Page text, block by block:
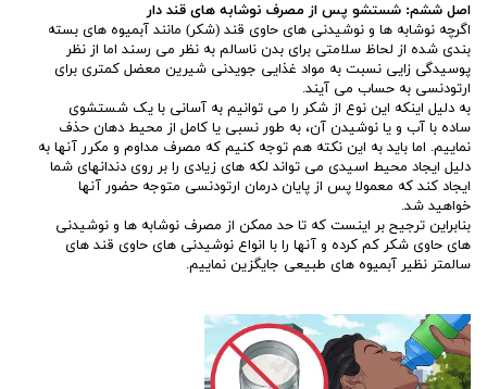
اصل ششم: شستشو پس از مصرف نوشابه های قند دار
اگرچه نوشابه ها و نوشیدنی های حاوی قند (شکر) مانند آبمیوه های بسته
بندی شده از لحاظ سلامتی برای بدن ناسالم به نظر می رسند اما از نظر
پوسیدگی زایی نسبت به مواد غذایی جویدنی شیرین معضل کمتری برای
ارتودنسی به حساب می آیند.
به دلیل اینکه این نوع از شکر را می توانیم به آسانی با یک شستشوی
ساده با آب و یا نوشیدن آن، به طور نسبی یا کامل از محیط دهان حذف
نماییم. اما باید به این نکته هم توجه کنیم که مصرف مداوم و مکرر آنها به
دلیل ایجاد محیط اسیدی می تواند لکه های زیادی را بر روی دندانهای شما
ایجاد کند که معمولا پس از پایان درمان ارتودنسی متوجه حضور آنها
خواهید شد.
بنابراین ترجیح بر اینست که تا حد ممکن از مصرف نوشابه ها و نوشیدنی
های حاوی شکر کم کرده و آنها را با انواع نوشیدنی های حاوی قند های
سالمتر نظیر آبمیوه های طبیعی جایگزین نماییم.